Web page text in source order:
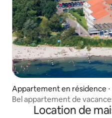
Appartement en résidence ⋅
Bel appartement de
Location de